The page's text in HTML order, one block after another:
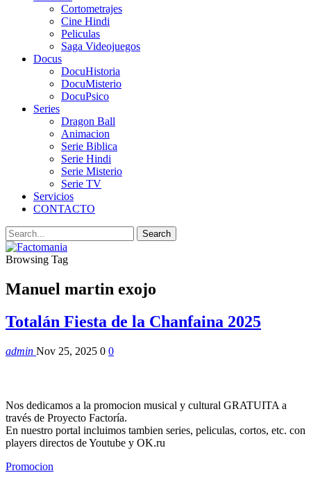
Cortometrajes
Cine Hindi
Peliculas
Saga Videojuegos
Docus
DocuHistoria
DocuMisterio
DocuPsico
Series
Dragon Ball
Animacion
Serie Biblica
Serie Hindi
Serie Misterio
Serie TV
Servicios
CONTACTO
Browsing Tag
Manuel martin exojo
Totalán Fiesta de la Chanfaina 2025
admin Nov 25, 2025 0 0
Nos dedicamos a la promocion musical y cultural GRATUITA a
través de Proyecto Factoría.
En nuestro portal incluimos tambien series, peliculas, cortos, etc. con
players directos de Youtube y OK.ru
Promocion